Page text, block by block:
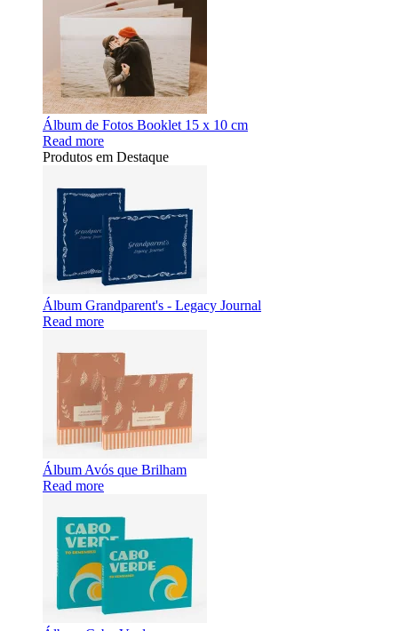
Álbum de Fotos Booklet 15 x 10 cm
Read more
Produtos em Destaque
Álbum Grandparent's - Legacy Journal
Read more
Álbum Avós que Brilham
Read more